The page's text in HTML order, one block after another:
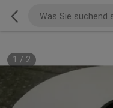
1 / 2